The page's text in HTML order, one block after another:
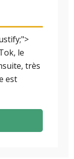
le
très
est